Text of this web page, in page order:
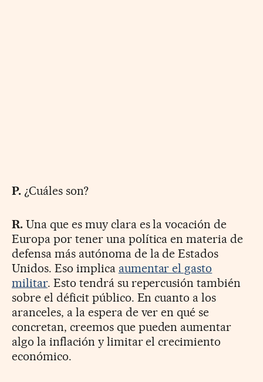
P.¿Cuáles son?
R.Una que es muy clara es la vocación de
Europa por tener una política en materia de
defensa más autónoma de la de Estados
Unidos. Eso implica aumentar el gasto
militar. Esto tendrá su repercusión también
sobre el déficit público. En cuanto a los
aranceles, a la espera de ver en qué se
concretan, creemos que pueden aumentar
algo la inflación y limitar el crecimiento
económico.